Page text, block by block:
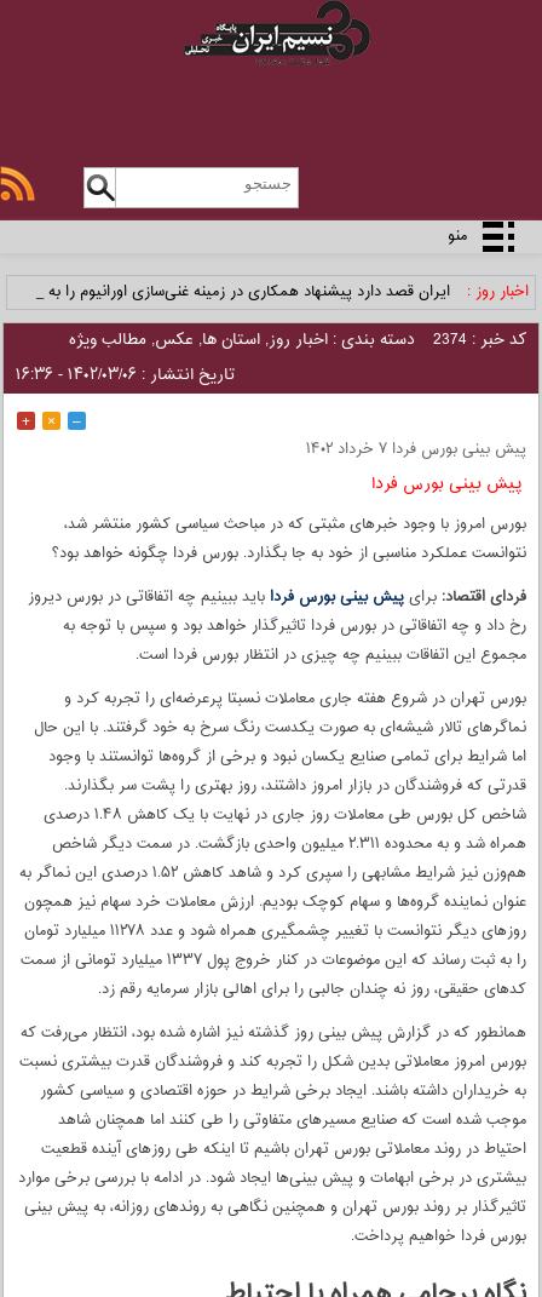
منو
اخبار روز :
ایران قصد دارد پیشنهاد همکاری در زمینه غنی‌سازی اورانیوم را به سع
_
استان ها,عکس, مطالب ویژه
پیش‌ بینی بورس فردا ۷ خرداد ۱۴۰۲
پیش بینی بورس فردا
بورس امروز با وجود خبرهای مثبتی که در مباحث سیاسی کشور منتشر شد،
نتوانست عملکرد مناسبی از خود به جا بگذارد. بورس فردا چگونه خواهد بود؟
فردای اقتصاد:برایپیش بینی بورس فرداباید ببینیم چه اتفاقاتی در بورس دیروز
رخ داد و چه اتفاقاتی در بورس فردا تاثیرگذار خواهد بود و سپس با توجه به
مجموع این اتفاقات ببینیم چه چیزی در انتظار بورس فردا است.
بورس تهران در شروع هفته جاری معاملات نسبتا پرعرضه‌ای را تجربه کرد و
نماگرهای تالار شیشه‌ای به صورت یکدست رنگ سرخ به خود گرفتند. با این حال
اما شرایط برای تمامی صنایع یکسان نبود و برخی از گروه‌ها توانستند با وجود
قدرتی که فروشندگان در بازار امروز داشتند، روز بهتری را پشت سر بگذارند.
شاخص کل بورس طی معاملات روز جاری در نهایت با یک کاهش ۱.۴۸ درصدی
همراه شد و به محدوده ۲.۳۱۱ میلیون واحدی بازگشت. در سمت دیگر شاخص
هم‌وزن نیز شرایط مشابهی را سپری کرد و شاهد کاهش ۱.۵۲ درصدی این نماگر به
عنوان نماینده گروه‌ها و سهام کوچک بودیم. ارزش معاملات خرد سهام نیز همچون
روزهای دیگر نتوانست با تغییر چشمگیری همراه شود و عدد ۱۱۲۷۸ میلیارد تومان
را به ثبت رساند که این موضوعات در کنار خروج پول ۱۳۳۷ میلیارد تومانی از سمت
کدهای حقیقی، روز نه چندان جالبی را برای اهالی بازار سرمایه رقم زد.
همانطور که در گزارش پیش بینی روز گذشته نیز اشاره شده بود، انتظار می‌رفت که
بورس امروز معاملاتی بدین شکل را تجربه کند و فروشندگان قدرت بیشتری نسبت
به خریداران داشته باشند. ایجاد برخی شرایط در حوزه اقتصادی و سیاسی کشور
موجب شده است که صنایع مسیرهای متفاوتی را طی کنند اما همچنان شاهد
احتیاط در روند معاملاتی بورس تهران باشیم تا اینکه طی روزهای آینده قطعیت
بیشتری در برخی ابهامات و پیش بینی‌ها ایجاد شود. در ادامه با بررسی برخی موارد
تاثیرگذار بر روند بورس تهران و همچنین نگاهی به روندهای روزانه، به پیش بینی